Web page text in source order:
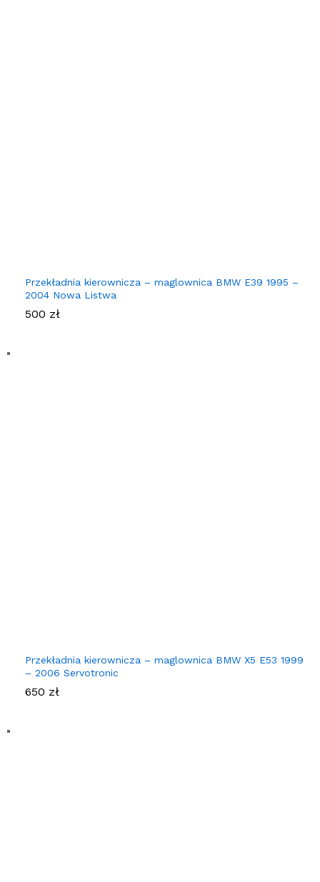
Przekładnia kierownicza – maglownica BMW E39 1995 –
2004 Nowa Listwa
500 zł
Przekładnia kierownicza – maglownica BMW X5 E53 1999
– 2006 Servotronic
650 zł